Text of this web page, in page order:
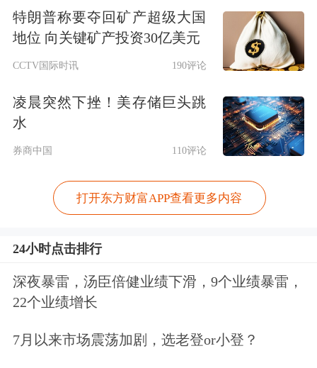
向，但对美国政府可能更为依从。
对于沃什来说，目前美联储面对的处境
尽管在鲍威尔任职后期，美联储采取了
加息措施，但目前通胀问题并未得到根
本解决，核心PCE仍在3.2%左右，中东
冲突更是推高了国际油价，通胀反弹风
险加大。美联储在降息与否的选择中更
缩了降息空间，继续降息可能使通胀复
特朗普称要夺回矿产超级大国
地位 向关键矿产投资30亿美元
CCTV国际时讯 190评论
凌晨突然下挫！美存储巨头跳
水
券商中国 110评论
打开东方财富APP查看更多内容
24小时点击排行
深夜暴雷，汤臣倍健业绩下滑，9个业绩暴雷，
22个业绩增长
7月以来市场震荡加剧，选老登or小登？